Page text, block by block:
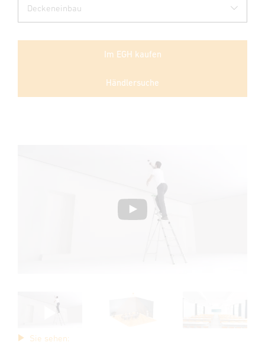
Im EGH kaufen
Händlersuche
Sie sehen: